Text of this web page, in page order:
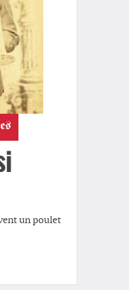
un poulet